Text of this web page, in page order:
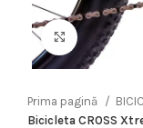
Click to
Prima pagină
Bicicleta CROSS